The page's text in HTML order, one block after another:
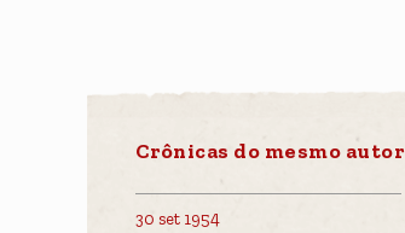
Crônicas do mesmo autor
30 set 1954